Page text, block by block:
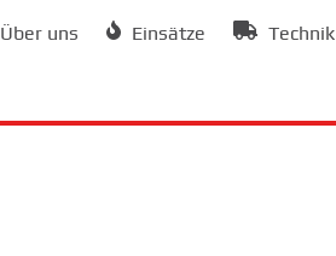
Über uns Einsätze Technik